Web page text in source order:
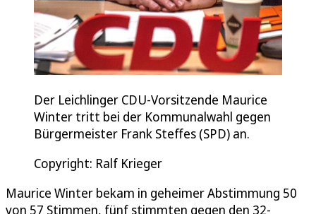
Der Leichlinger CDU-Vorsitzende Maurice
Winter tritt bei der Kommunalwahl gegen
Bürgermeister Frank Steffes (SPD) an.
Copyright: Ralf Krieger
Maurice Winter bekam in geheimer Abstimmung 50
von 57 Stimmen, fünf stimmten gegen den 32-